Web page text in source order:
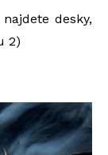
desky,
2)